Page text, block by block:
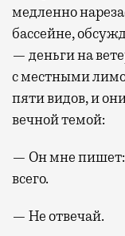
медленно
бассейне,
— деньги на
с местными
пяти видов, и
вечной темой:
— Он мне пишет:
всего.
— Не отвечай.